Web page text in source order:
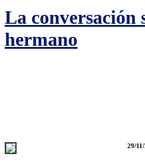
La conversación
hermano
29/